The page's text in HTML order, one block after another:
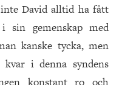
David alltid ha fått
sin gemenskap med
kanske tycka, men
i denna syndens